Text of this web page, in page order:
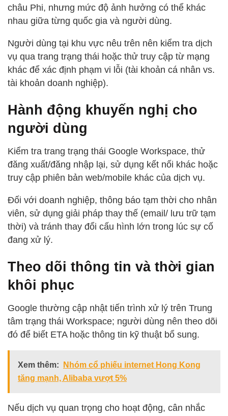
châu Phi, nhưng mức độ ảnh hưởng có thể khác
nhau giữa từng quốc gia và người dùng.
Người dùng tại khu vực nêu trên nên kiểm tra dịch
vụ qua trang trạng thái hoặc thử truy cập từ mạng
khác để xác định phạm vi lỗi (tài khoản cá nhân vs.
tài khoản doanh nghiệp).
Hành động khuyến nghị cho
người dùng
Kiểm tra trang trạng thái Google Workspace, thử
đăng xuất/đăng nhập lại, sử dụng kết nối khác hoặc
truy cập phiên bản web/mobile khác của dịch vụ.
Đối với doanh nghiệp, thông báo tạm thời cho nhân
viên, sử dụng giải pháp thay thế (email/ lưu trữ tạm
thời) và tránh thay đổi cấu hình lớn trong lúc sự cố
đang xử lý.
Theo dõi thông tin và thời gian
khôi phục
Google thường cập nhật tiến trình xử lý trên Trung
tâm trạng thái Workspace; người dùng nên theo dõi
đó để biết ETA hoặc thông tin kỹ thuật bổ sung.
Xem thêm:
Nhóm cổ phiếu internet Hong Kong
tăng mạnh, Alibaba vượt 5%
Nếu dịch vụ quan trọng cho hoạt động, cân nhắc